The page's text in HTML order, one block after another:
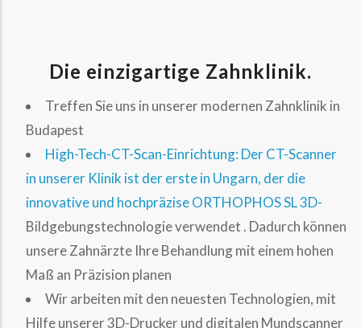
Die einzigartige Zahnklinik.
Treffen Sie uns in unserer modernen Zahnklinik in
Budapest
High-Tech-CT-Scan-Einrichtung: Der CT-Scanner
in unserer Klinik ist der erste in Ungarn, der die
innovative und hochpräzise ORTHOPHOS SL 3D-
Bildgebungstechnologie verwendet . Dadurch können
unsere Zahnärzte Ihre Behandlung mit einem hohen
Maß an Präzision planen
Wir arbeiten mit den neuesten Technologien, mit
Hilfe unserer 3D-Drucker und digitalen Mundscanner